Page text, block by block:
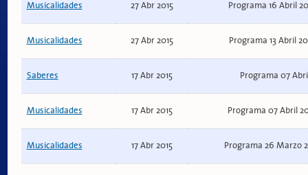
Musicalidades 27 Abr 2015 Programa 16 Abril
Musicalidades 27 Abr 2015 Programa 13 Abril
Saberes 17 Abr 2015 Programa 07
Musicalidades 17 Abr 2015 Programa 07 Abril
Musicalidades 17 Abr 2015 Programa 26 Marzo